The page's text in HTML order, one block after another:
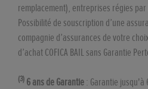
remplacement), entreprises régies
Possibilité de souscription d’une
compagnie d’assurances de votre
d’achat COFICA BAIL sans Garantie
(3) 6 ans de Garantie: Garantie jusqu'à